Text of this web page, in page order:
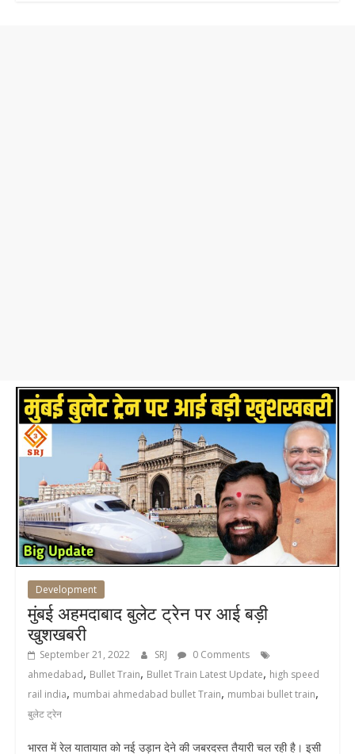
Development
मुंबई अहमदाबाद बुलेट ट्रेन पर आई बड़ी
खुशखबरी
September 21, 2022 SRJ
0 Comments
ahmedabad, Bullet Train, Bullet Train Latest Update, high speed
rail india, mumbai ahmedabad bullet Train, mumbai bullet train,
बुलेट ट्रेन
भारत में रेल यातायात को नई उड़ान देने की जबरदस्त तैयारी चल रही है। इसी